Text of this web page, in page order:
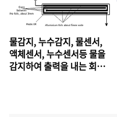
물감지, 누수감지, 물센서,
액체센서, 누수센서등 물을
감지하여 출력을 내는 회로